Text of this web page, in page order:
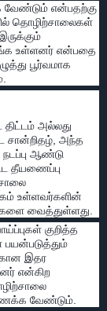
வேண்டும் என்பதற்கு
தொழிற்சாலைகள்
உள்ளனர் என்பதை
பூர்வமாக
அல்லது
சான்றிதழ், அந்த
ஆண்டு
தீயணைப்பு
உள்ளவர்களின்
வைத்துள்ளது.
குறித்த
இதர
என்கிற
வேண்டும்.